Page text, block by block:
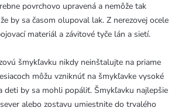
povrchovo upravená a nemôže tak
by sa časom olupoval lak. Z nerezovej ocele
materiál a závitové tyče lán a sietí.
šmykľavku nikdy neinštalujte na priame
môžu vzniknúť na šmykľavke vysoké
deti by sa mohli popáliť. Šmykľavku najlepšie
alebo zostavu umiestnite do trvalého